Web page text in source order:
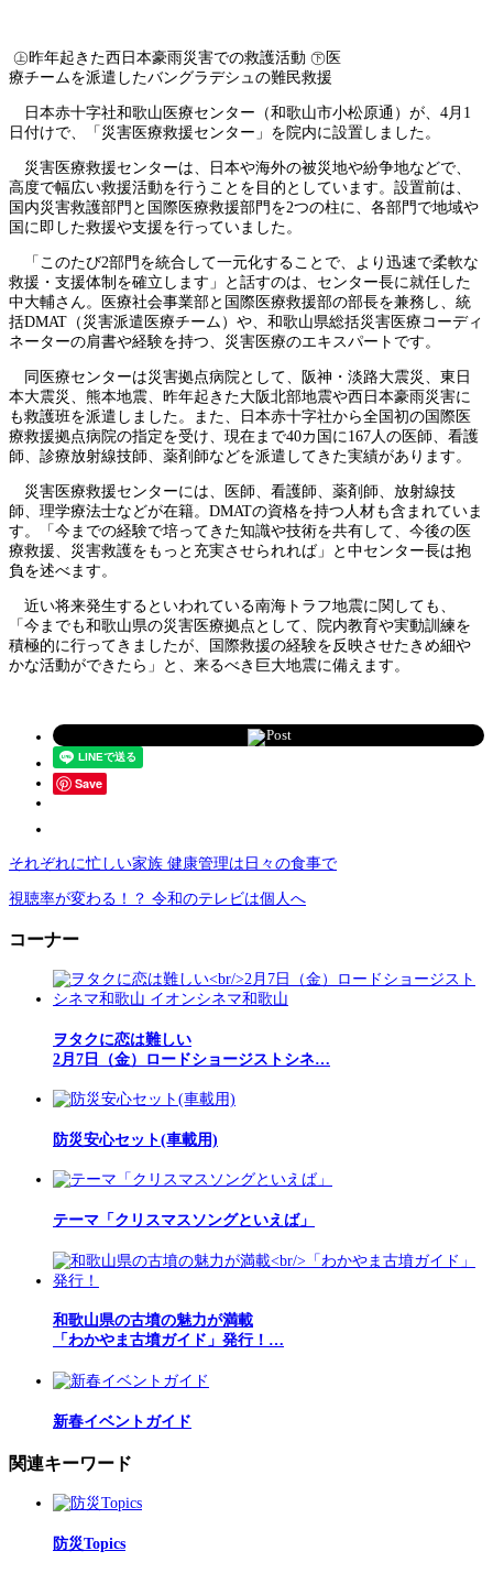
㊤昨年起きた西日本豪雨災害での救護活動 ㊦医
療チームを派遣したバングラデシュの難民救援
日本赤十字社和歌山医療センター（和歌山市小松原通）が、4月1
日付けで、「災害医療救援センター」を院内に設置しました。
災害医療救援センターは、日本や海外の被災地や紛争地などで、
高度で幅広い救援活動を行うことを目的としています。設置前は、
国内災害救護部門と国際医療救援部門を2つの柱に、各部門で地域や
国に即した救援や支援を行っていました。
「このたび2部門を統合して一元化することで、より迅速で柔軟な
救援・支援体制を確立します」と話すのは、センター長に就任した
中大輔さん。医療社会事業部と国際医療救援部の部長を兼務し、統
括DMAT（災害派遣医療チーム）や、和歌山県総括災害医療コーディ
ネーターの肩書や経験を持つ、災害医療のエキスパートです。
同医療センターは災害拠点病院として、阪神・淡路大震災、東日
本大震災、熊本地震、昨年起きた大阪北部地震や西日本豪雨災害に
も救護班を派遣しました。また、日本赤十字社から全国初の国際医
療救援拠点病院の指定を受け、現在まで40カ国に167人の医師、看護
師、診療放射線技師、薬剤師などを派遣してきた実績があります。
災害医療救援センターには、医師、看護師、薬剤師、放射線技
師、理学療法士などが在籍。DMATの資格を持つ人材も含まれていま
す。「今までの経験で培ってきた知識や技術を共有して、今後の医
療救援、災害救護をもっと充実させられれば」と中センター長は抱
負を述べます。
近い将来発生するといわれている南海トラフ地震に関しても、
「今までも和歌山県の災害医療拠点として、院内教育や実動訓練を
積極的に行ってきましたが、国際救援の経験を反映させたきめ細や
かな活動ができたら」と、来るべき巨大地震に備えます。
Post
Save
それぞれに忙しい家族 健康管理は日々の食事で
視聴率が変わる！？ 令和のテレビは個人へ
コーナー
ヲタクに恋は難しい
2月7日（金）ロードショージストシネ…
防災安心セット(車載用)
テーマ「クリスマスソングといえば」
和歌山県の古墳の魅力が満載
「わかやま古墳ガイド」発行！…
新春イベントガイド
関連キーワード
防災Topics